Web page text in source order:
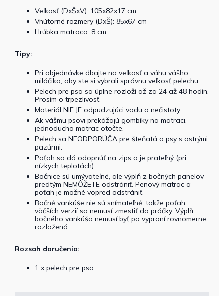
Veľkosť (DxŠxV): 105x82x17 cm
Vnútorné rozmery (DxŠ): 85x67 cm
Hrúbka matraca: 8 cm
Tipy:
Pri objednávke dbajte na veľkosť a váhu vášho
miláčika, aby ste si vybrali správnu veľkosť pelechu.
Pelech pre psa sa úplne rozloží až za 24 až 48 hodín.
Prosím o trpezlivosť.
Materiál NIE JE odpudzujúci vodu a nečistoty.
Ak vášmu psovi prekážajú gombíky na matraci,
jednoducho matrac otočte.
Pelech sa NEODPORÚČA pre šteňatá a psy s ostrými
pazúrmi.
Poťah sa dá odopnúť na zips a je prateľný (pri
nízkych teplotách).
Bočnice sú umývateľné, ale výplň z bočných panelov
predtým NEMÔŽETE odstrániť. Penový matrac a
poťah je možné vopred odstrániť.
Bočné vankúše nie sú snímateľné, takže poťah
väčších verzií sa nemusí zmestiť do práčky. Výplň
bočného vankúša nemusí byť po vypraní rovnomerne
rozložená.
Rozsah doručenia:
1 x pelech pre psa